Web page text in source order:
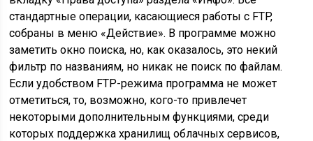
стандартные операции, касающиеся работы с FTP,
собраны в меню «Действие». В программе можно
заметить окно поиска, но, как оказалось, это некий
фильтр по названиям, но никак не поиск по файлам.
Если удобством FTP-режима программа не может
отметиться, то, возможно, кого-то привлечет
некоторыми дополнительным функциями, среди
которых поддержка хранилищ облачных сервисов,